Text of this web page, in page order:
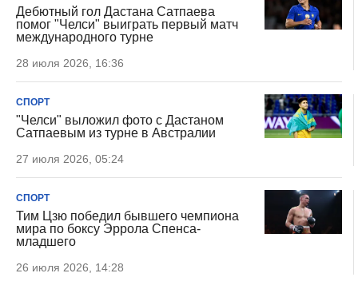
Дебютный гол Дастана Сатпаева
помог "Челси" выиграть первый матч
международного турне
28 июля 2026, 16:36
СПОРТ
"Челси" выложил фото с Дастаном
Сатпаевым из турне в Австралии
27 июля 2026, 05:24
СПОРТ
Тим Цзю победил бывшего чемпиона
мира по боксу Эррола Спенса-
младшего
26 июля 2026, 14:28